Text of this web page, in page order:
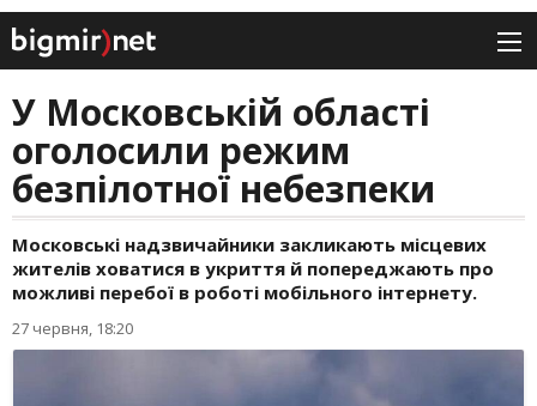
У Московській області
оголосили режим
безпілотної небезпеки
Московські надзвичайники закликають місцевих
жителів ховатися в укриття й попереджають про
можливі перебої в роботі мобільного інтернету.
27 червня, 18:20